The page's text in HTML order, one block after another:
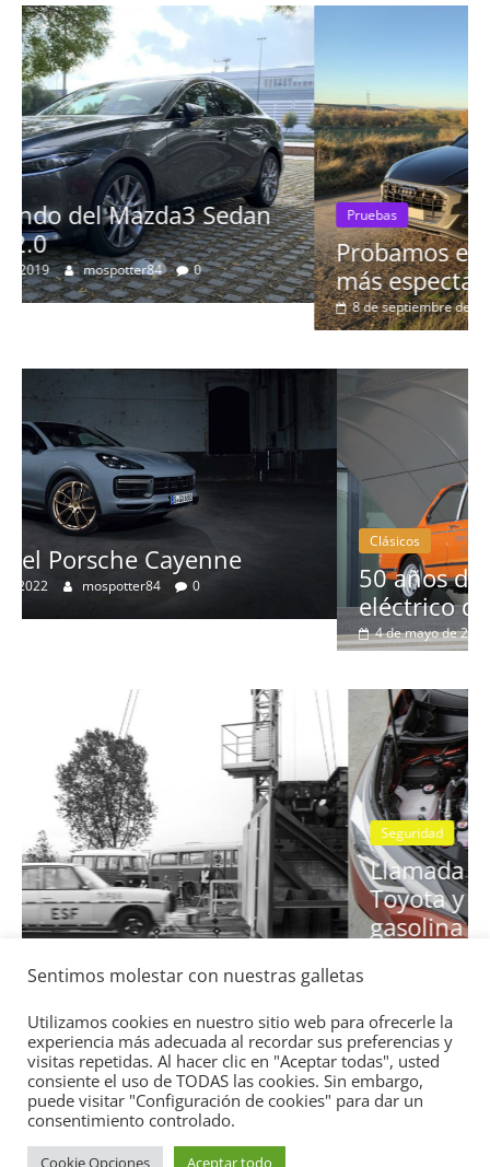
Pruebas
Probamos el Audi Q8 50 TDI: el SUV
más espectacular de la marca
8 de septiembre de 2019 Nacho 0
Clásicos
50 años del BMW 1602: el primer
eléctrico del fabricante bávaro
0
Seguridad
Llamada a revisión en varios modelos
Toyota y Lexus por la bomba de
2 de julio de 2021 mospotter84 0
Sentimos molestar con nuestras galletas
Utilizamos cookies en nuestro sitio web para ofrecerle la
experiencia más adecuada al recordar sus preferencias y
visitas repetidas. Al hacer clic en "Aceptar todas", usted
consiente el uso de TODAS las cookies. Sin embargo,
puede visitar "Configuración de cookies" para dar un
consentimiento controlado.
Cookie Opciones Aceptar todo